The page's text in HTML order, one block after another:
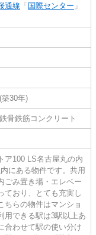
通線 「 国際センター 」
築30年)
骨鉄筋コンクリート
ア100 LS名古屋丸の内
にある物件です。共用
ごみ置き場・エレベー
ており、とても充実し
ちらの物件はマンショ
用できる駅は3駅以上あ
合わせて駅の使い分け